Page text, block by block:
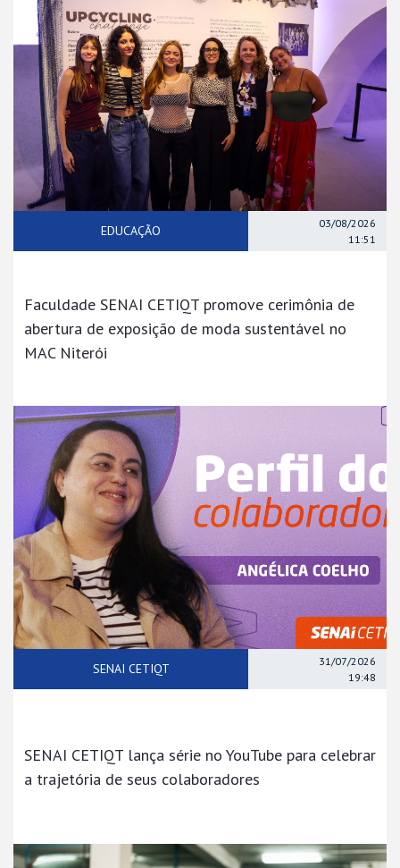
EDUCAÇÃO
03/08/2026
11:51
Faculdade SENAI CETIQT promove cerimônia de
abertura de exposição de moda sustentável no
MAC Niterói
SENAI CETIQT
31/07/2026
19:48
SENAI CETIQT lança série no YouTube para celebrar
a trajetória de seus colaboradores